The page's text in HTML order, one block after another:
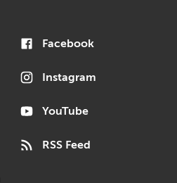
Facebook
Instagram
YouTube
RSS Feed